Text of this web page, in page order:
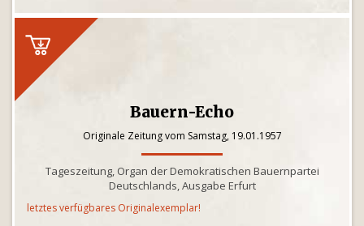
Bauern-Echo
Originale Zeitung vom Samstag, 19.01.1957
Tageszeitung, Organ der Demokratischen Bauernpartei
Deutschlands, Ausgabe Erfurt
letztes verfügbares Originalexemplar!